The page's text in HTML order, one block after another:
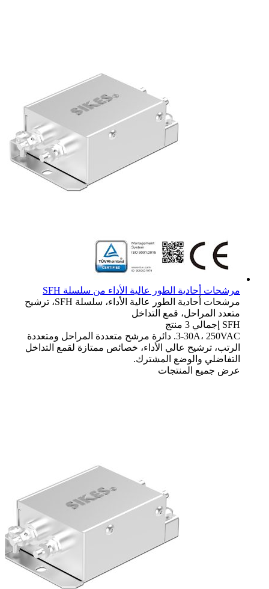
مرشحات أحادية الطور عالية الأداء من سلسلة SFH
مرشحات أحادية الطور عالية الأداء، سلسلة SFH، ترشيح
متعدد المراحل، قمع التداخل
SFH إجمالي 3 منتج
3-30A، 250VAC. دائرة مرشح متعددة المراحل ومتعددة
الرتب، ترشيح عالي الأداء، خصائص ممتازة لقمع التداخل
التفاضلي والوضع المشترك.
عرض جميع المنتجات